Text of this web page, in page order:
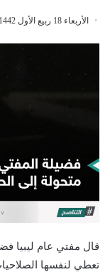
الأربعاء 18 ربيع الأول 1442هـ 4-11-2020م
قال مفتي عام ليبيا
تعطي لنفسها